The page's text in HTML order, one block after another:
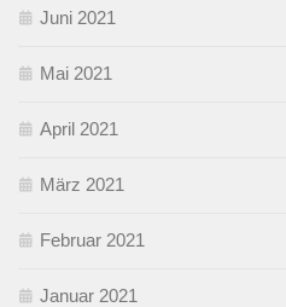
Juni 2021
Mai 2021
April 2021
März 2021
Februar 2021
Januar 2021